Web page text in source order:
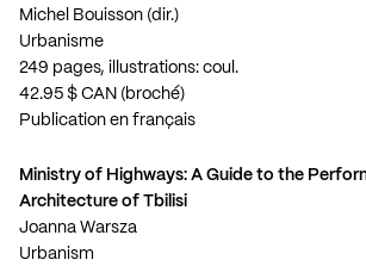
Michel Bouisson (dir.)
Urbanisme
249 pages, illustrations: coul.
42.95 $ CAN (broché)
Publication en français
Ministry of Highways: A Guide to the
Architecture of Tbilisi
Joanna Warsza
Urbanism